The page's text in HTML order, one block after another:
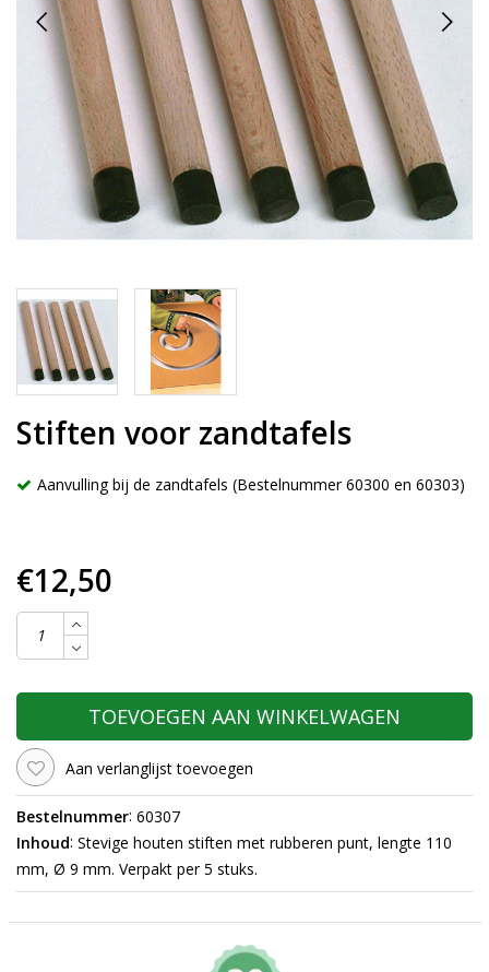
Stiften voor zandtafels
Aanvulling bij de zandtafels (Bestelnummer 60300 en 60303)
€12,50
TOEVOEGEN AAN WINKELWAGEN
Aan verlanglijst toevoegen
Bestelnummer: 60307
Inhoud: Stevige houten stiften met rubberen punt, lengte 110
mm, Ø 9 mm. Verpakt per 5 stuks.